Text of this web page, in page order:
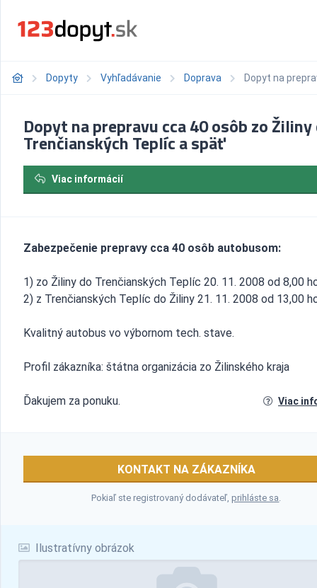
Dopyty Vyhľadávanie Doprava Dopyt na
Ilustratívny obrázok
Dopyt na prepravu cca 40 osôb zo Žiliny
Trenčianských Teplíc a späť
Viac informácií
Zabezpečenie prepravy cca 40 osôb autobusom:
1) zo Žiliny do Trenčianských Teplíc 20. 11. 2008 od 8,00
2) z Trenčianských Teplíc do Žiliny 21. 11. 2008 od 13,00
Kvalitný autobus vo výbornom tech. stave.
Profil zákazníka: štátna organizácia zo Žilinského kraja
Ďakujem za ponuku. Viac
KONTAKT NA ZÁKAZNÍKA
Pokiaľ ste registrovaný dodávateľ,prihláste sa.